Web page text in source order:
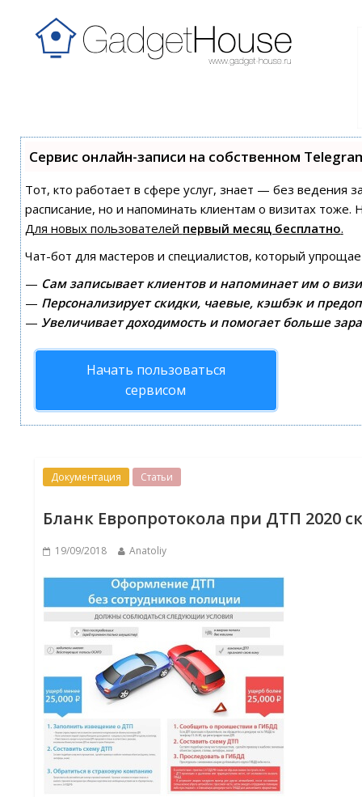
Сервис онлайн-записи на собственном
Тот, кто работает в сфере услуг, знает — без ведения
расписание, но и напоминать клиентам о визитах
Для новых пользователей первый месяц бесплатно.
Чат-бот для мастеров и специалистов, который
— Сам записывает клиентов и напоминает им о
— Персонализирует скидки, чаевые, кэшбэк и
— Увеличивает доходимость и помогает больше
Начать пользоваться
сервисом
Документация Статьи
Бланк Европротокола при ДТП 2020
19/09/2018 Anatoliy